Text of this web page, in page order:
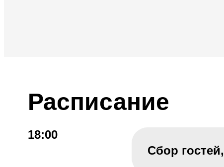
Расписание
18:00
Сбор